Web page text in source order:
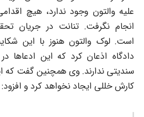
علیه والتون وجود ندارد، هیچ
انجام نگرفت. تنانت در جریان
است. لوک والتون هنوز با این
دادگاه اذعان کرد که این ادعاها
سندیتی ندارند. وی همچنین گفت که
کارش خللی ایجاد نخواهد کرد و افزود: